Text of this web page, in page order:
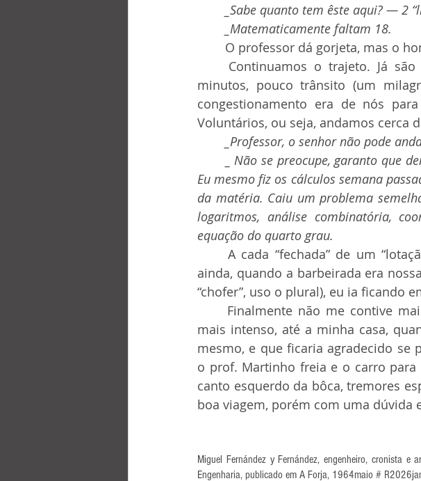
_Sabe quanto tem êste aqui? — 2
	_Matematicamente faltam 18.
O professor dá gorjeta, mas o
minutos, pouco trânsito (um
congestionamento era de nós
Voluntários, ou seja, andamos cerca
_Professor, o senhor não pode
Eu mesmo fiz os cálculos semana
da matéria. Caiu um problema
logaritmos, análise combinatória,
equação do quarto grau.
ainda, quando a barbeirada era
“chofer”, uso o plural), eu ia ficando
mais intenso, até a minha casa,
mesmo, e que ficaria agradecido se
o prof. Martinho freia e o carro
canto esquerdo da bôca, tremores
boa viagem, porém com uma dúvida
Miguel Fernández y Fernández, engenheiro, cronista
Engenharia, publicado em A Forja, 1964maio #